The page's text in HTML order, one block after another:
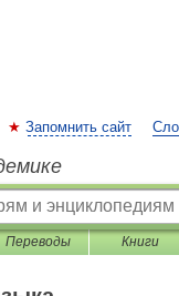
Запомнить сайт
Переводы Книги